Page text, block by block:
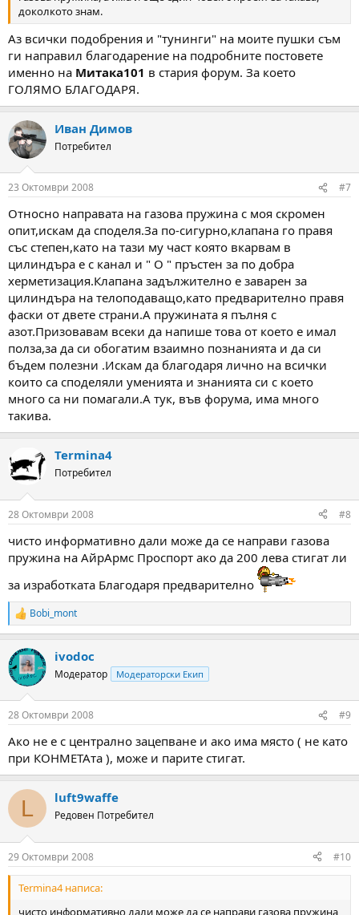
доколкото знам.
Аз всички подобрения и "тунинги" на моите пушки съм
ги направил благодарение на подробните постовете
именно на Митака101 в стария форум. За което
ГОЛЯМО БЛАГОДАРЯ.
Иван Димов
Потребител
23 Октомври 2008 #7
Относно направата на газова пружина с моя скромен
опит,искам да споделя.За по-сигурно,клапана го правя
със степен,като на тази му част която вкарвам в
цилиндъра е с канал и " О " пръстен за по добра
херметизация.Клапана задължително е заварен за
цилиндъра на телоподаващо,като предварително правя
фаски от двете страни.А пружината я пълня с
азот.Призовавам всеки да напише това от което е имал
полза,за да си обогатим взаимно познанията и да си
бъдем полезни .Искам да благодаря лично на всички
които са споделяли уменията и знанията си с което
много са ни помагали.А тук, във форума, има много
такива.
Termina4
Потребител
28 Октомври 2008 #8
чисто информативно дали може да се направи газова
пружина на АйрАрмс Проспорт ако да 200 лева стигат ли
за изработката Благодаря предварително
R
e
c
t
i
s
Bobi_mont
ivodoc
Модератор Модераторски Екип
28 Октомври 2008 #9
Ако не е с централно зацепване и ако има място ( не като
при КОНМЕТАта ), може и парите стигат.
L luft9waffe
Редовен Потребител
29 Октомври 2008 #10
Termina4 написа:
чисто информативно дали може да се направи газова пружина